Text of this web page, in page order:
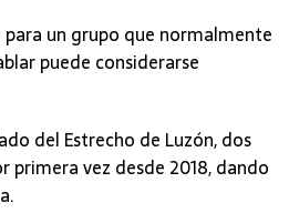
un grupo que normalmente
puede considerarse
del Estrecho de Luzón, dos
primera vez desde 2018, dando